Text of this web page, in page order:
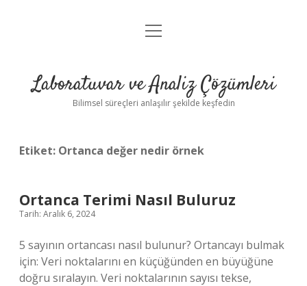
Anasayfa
Yasal Uyarı
menüyü
Laboratuvar ve Analiz Çözümleri
Bilimsel süreçleri anlaşılır şekilde keşfedin
Etiket: Ortanca değer nedir örnek
Ortanca Terimi Nasıl Buluruz
Tarih: Aralık 6, 2024
5 sayının ortancası nasıl bulunur? Ortancayı bulmak
için: Veri noktalarını en küçüğünden en büyüğüne
doğru sıralayın. Veri noktalarının sayısı tekse,